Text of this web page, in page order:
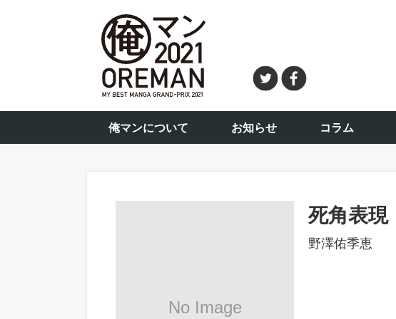
俺マンについて お知らせ コラム
死角表現
野澤佑季恵